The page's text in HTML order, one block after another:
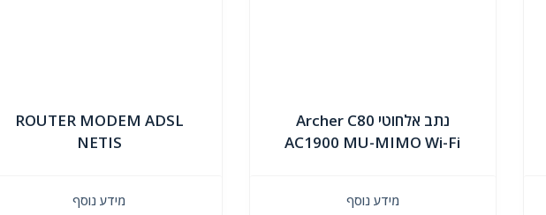
נתב אלחוטי Archer C80
AC1900 MU-MIMO Wi-Fi
מידע נוסף
ROUTER MODEM ADSL
NETIS
מידע נוסף